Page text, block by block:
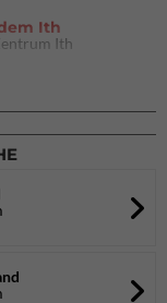
Ith
Ith
(Thalkirchen)